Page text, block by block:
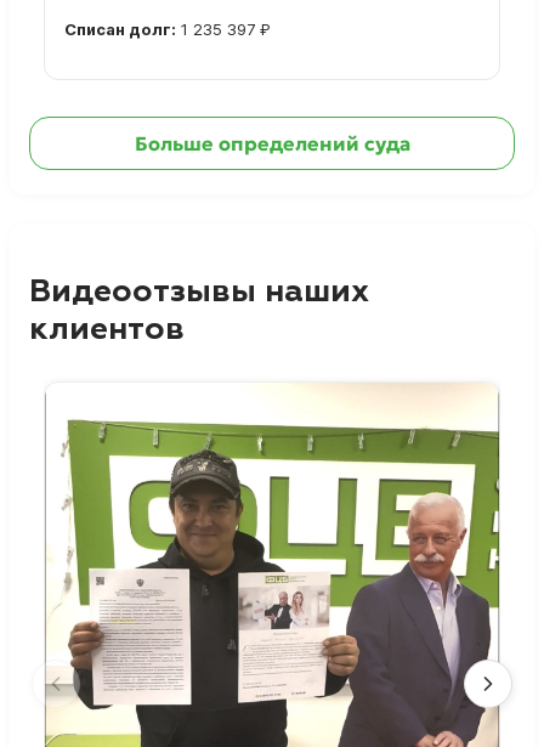
Списан долг: 1 235 397 ₽
Больше определений суда
Видеоотзывы наших
клиентов